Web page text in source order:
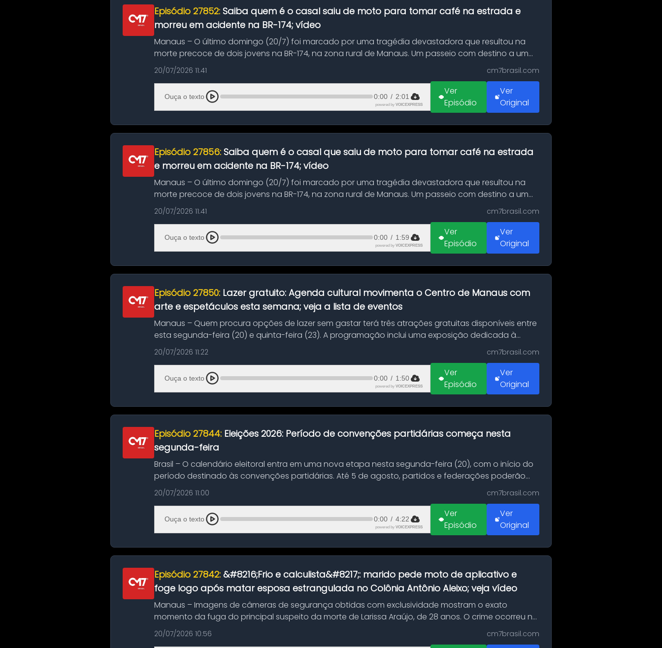
Episódio 27852: Saiba quem é o casal saiu de moto para tomar café na estrada e
morreu em acidente na BR-174; vídeo
Manaus – O último domingo (20/7) foi marcado por uma tragédia devastadora que resultou na
morte precoce de dois jovens na BR-174, na zona rural de Manaus. Um passeio com destino a um
típico café regio...
20/07/2026 11:41 cm7brasil.com
Ouça o texto 0:00 / 2:01
powered by VOICEXPRESS
Ver
Episódio
Ver
Original
Episódio 27856: Saiba quem é o casal que saiu de moto para tomar café na estrada
e morreu em acidente na BR-174; vídeo
Manaus – O último domingo (20/7) foi marcado por uma tragédia devastadora que resultou na
morte precoce de dois jovens na BR-174, na zona rural de Manaus. Um passeio com destino a um
típico café regio...
20/07/2026 11:41 cm7brasil.com
Ouça o texto 0:00 / 1:59
powered by VOICEXPRESS
Ver
Episódio
Ver
Original
Episódio 27850: Lazer gratuito: Agenda cultural movimenta o Centro de Manaus com
arte e espetáculos esta semana; veja a lista de eventos
Manaus – Quem procura opções de lazer sem gastar terá três atrações gratuitas disponíveis entre
esta segunda-feira (20) e quinta-feira (23). A programação inclui uma exposição dedicada à
história das ...
20/07/2026 11:22 cm7brasil.com
Ouça o texto 0:00 / 1:50
powered by VOICEXPRESS
Ver
Episódio
Ver
Original
Episódio 27844: Eleições 2026: Período de convenções partidárias começa nesta
segunda-feira
Brasil – O calendário eleitoral entra em uma nova etapa nesta segunda-feira (20), com o início do
período destinado às convenções partidárias. Até 5 de agosto, partidos e federações poderão
oficializa...
20/07/2026 11:00 cm7brasil.com
Ouça o texto 0:00 / 4:22
powered by VOICEXPRESS
Ver
Episódio
Ver
Original
Episódio 27842: &#8216;Frio e calculista&#8217;: marido pede moto de aplicativo e
foge logo após matar esposa estrangulada no Colônia Antônio Aleixo; veja vídeo
Manaus – Imagens de câmeras de segurança obtidas com exclusividade mostram o exato
momento da fuga do principal suspeito da morte de Larissa Araújo, de 28 anos. O crime ocorreu na
noite deste último d...
20/07/2026 10:56 cm7brasil.com